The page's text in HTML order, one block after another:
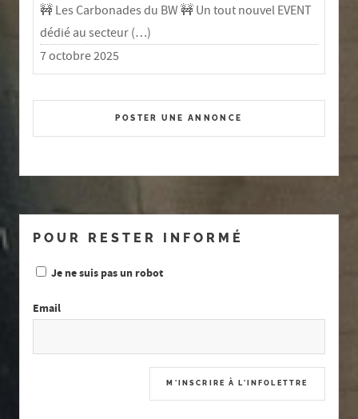
🚧 Les Carbonades du BW 🚧 Un tout nouvel EVENT
dédié au secteur (…)
7 octobre 2025
POSTER UNE ANNONCE
POUR RESTER INFORMÉ
Je ne suis pas un robot
Email